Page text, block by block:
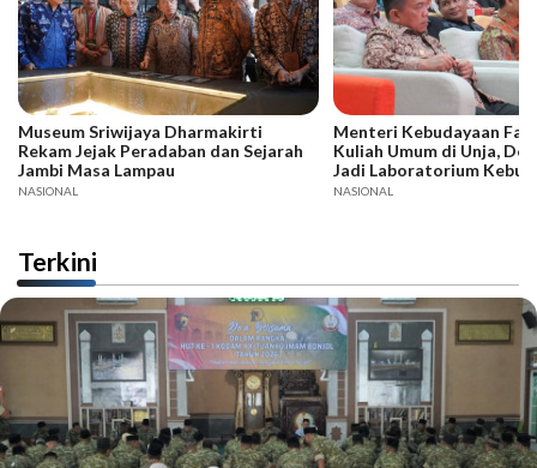
Museum Sriwijaya Dharmakirti
Rekam Jejak Peradaban dan Sejarah
Jambi Masa Lampau
NASIONAL
Menteri Kebudayaan
Kuliah Umum di Unja,
Jadi Laboratorium
NASIONAL
Terkini